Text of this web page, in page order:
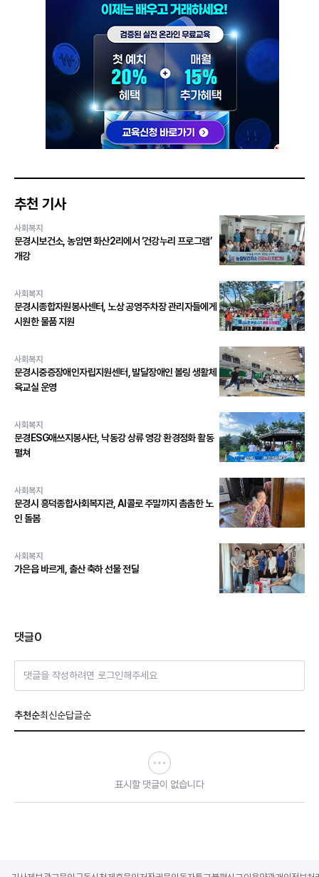
추천 기사
사회복지
문경시보건소, 농암면 화산2리에서 ‘건강누리 프로그램’
개강
사회복지
문경시종합자원봉사센터, 노상 공영주차장 관리자들에게
시원한 물품 지원
사회복지
문경시중증장애인자립지원센터, 발달장애인 볼링 생활체
육교실 운영
사회복지
문경ESG애쓰지봉사단, 낙동강 상류 영강 환경정화 활동
펼쳐
사회복지
문경시 흥덕종합사회복지관, AI콜로 주말까지 촘촘한 노
인 돌봄
사회복지
가은읍 바르게, 출산 축하 선물 전달
댓글0
댓글을 작성하려면 로그인해주세요
추천순최신순답글순
표시할 댓글이 없습니다